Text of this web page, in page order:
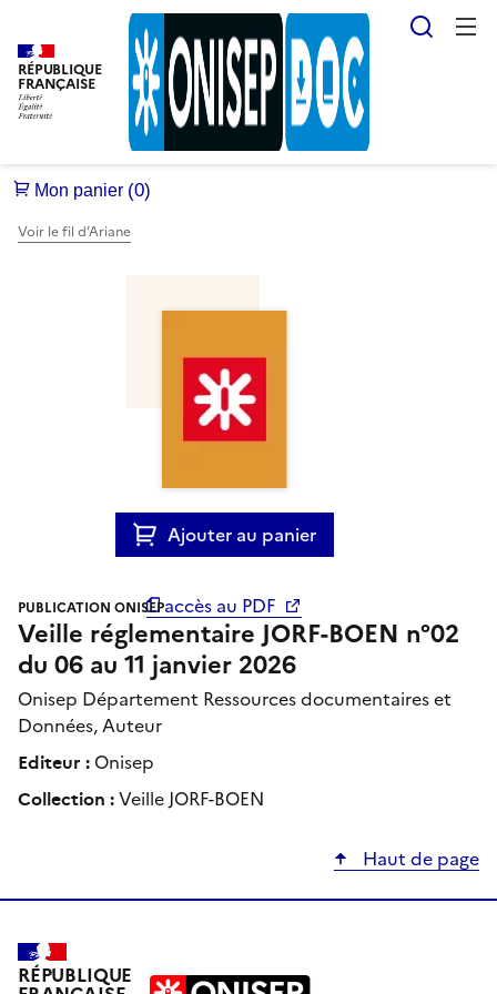
RÉPUBLIQUE
FRANÇAISE
Voir le fil d’Ariane
Ajouter au panier
accès au PDF
PUBLICATION ONISEP
Veille réglementaire JORF-BOEN n°02
du 06 au 11 janvier 2026
Onisep Département Ressources documentaires et
Données, Auteur
Editeur : Onisep
Collection :Veille JORF-BOEN
Haut de page
RÉPUBLIQUE